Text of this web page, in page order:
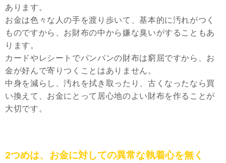
あります。
お金は色々な人の手を渡り歩いて、基本的に汚れがつく
ものですから、お財布の中から嫌な臭いがすることもあ
ります。
カードやレシートでパンパンの財布は窮屈ですから、お
金が好んで寄りつくことはありません。
中身を減らし、汚れを拭き取ったり、古くなったなら買
い換えて、お金にとって居心地のよい財布を作ることが
大切です。
2つめは、お金に対しての異常な執着心を無く